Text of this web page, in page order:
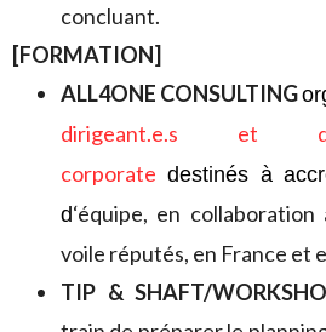
concluant.
[FORMATION]
ALL4ONE CONSULTING
dirigeant.e.s et
corporate destinés à
d‘équipe, en
voile réputés, en France et
TIP & SHAFT/